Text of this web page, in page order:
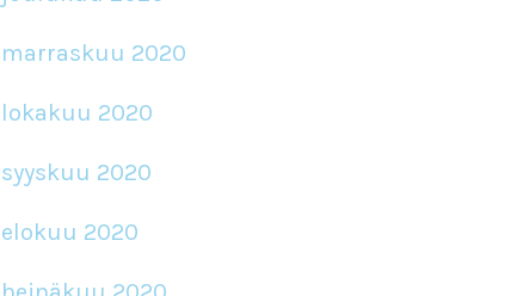
marraskuu 2020
lokakuu 2020
syyskuu 2020
elokuu 2020